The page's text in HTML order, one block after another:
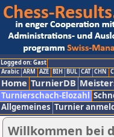
Logged on: Gast
Arabic ARM AZE BIH BUL CAT CHN
Home TurnierDB
Turnierschach-Elozahl
Allgemeines Turnier
Willkommen bei